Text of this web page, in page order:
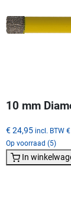
10 mm
€ 24,95 incl. BTW
Op voorraad (5)
In